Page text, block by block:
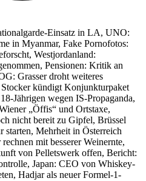
Einsatz in LA, UNO:
in Myanmar, Fake Pornofotos:
Westjordanland:
Pensionen: Kritik an
Grasser droht weiteres
Stocker kündigt Konjunkturpaket
Jährigen wegen IS-Propaganda,
„Öffis“ und Ortstaxe,
nicht bereit zu Gipfel, Brüssel
Mehrheit in Österreich
mit besserer Weinernte,
von Pelletswerk offen, Bericht:
Japan: CEO von Whiskey-
Hadjar als neuer Formel-1-